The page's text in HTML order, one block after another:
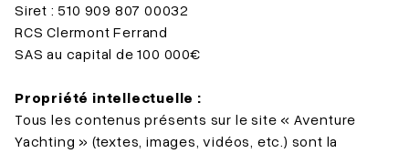
Siret : 510 909 807 00032
RCS Clermont Ferrand
SAS au capital de 100 000€
Propriété intellectuelle :
Tous les contenus présents sur le site « Aventure
Yachting » (textes, images, vidéos, etc.) sont la